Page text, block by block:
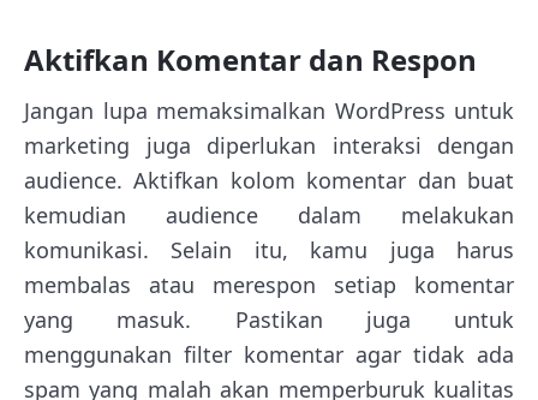
Aktifkan Komentar dan Respon
Jangan lupa memaksimalkan WordPress untuk
marketing juga diperlukan interaksi dengan
audience. Aktifkan kolom komentar dan buat
kemudian audience dalam melakukan
komunikasi. Selain itu, kamu juga harus
membalas atau merespon setiap komentar
yang masuk. Pastikan juga untuk
menggunakan filter komentar agar tidak ada
spam yang malah akan memperburuk kualitas